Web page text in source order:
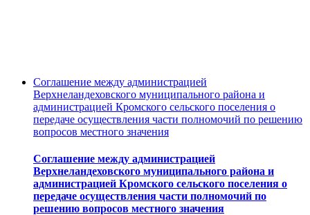
Соглашение между администрацией
Верхнеландеховского муниципального района и
администрацией Кромского сельского поселения о
передаче осуществления части полномочий по решению
вопросов местного значения
Соглашение между администрацией
Верхнеландеховского муниципального района и
администрацией Кромского сельского поселения о
передаче осуществления части полномочий по
решению вопросов местного значения